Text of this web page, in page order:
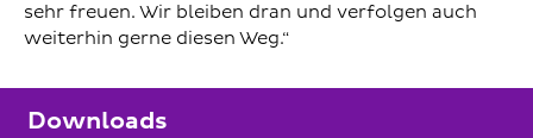
sehr freuen. Wir bleiben dran und verfolgen auch
weiterhin gerne diesen Weg.“
Downloads